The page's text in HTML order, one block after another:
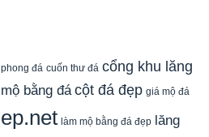
đá cuốn thư đá cổng khu lăng
bằng đá cột đá đẹp giá mộ đá
làm mộ bằng đá đẹp lăng